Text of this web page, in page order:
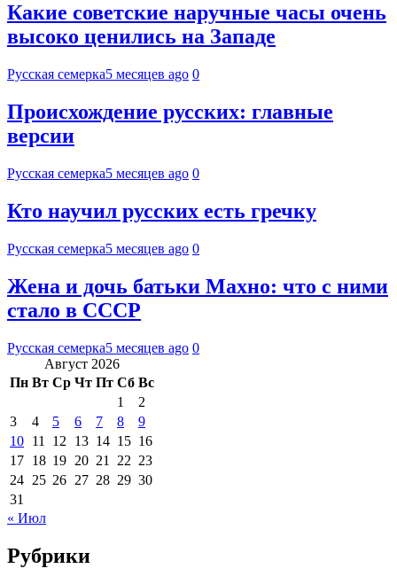
Какие советские наручные часы очень
высоко ценились на Западе
Русская семерка5 месяцев ago 0
Происхождение русских: главные
версии
Русская семерка5 месяцев ago 0
Кто научил русских есть гречку
Русская семерка5 месяцев ago 0
Жена и дочь батьки Махно: что с ними
стало в СССР
Русская семерка5 месяцев ago 0
Август 2026
Пн Вт Ср Чт Пт Сб Вс
1
2
3
4 5 6 7 8
9
10 11 12 13 14 15 16
17 18 19 20 21 22 23
24 25 26 27 28 29 30
31
« Июл
Рубрики